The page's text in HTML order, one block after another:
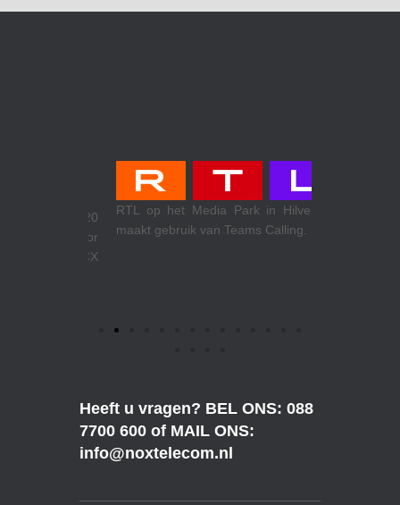
RTL op het Media Park in Hilversum
maakt gebruik van Teams Calling.
Heeft u vragen? BEL ONS: 088
7700 600 of MAIL ONS:
info@noxtelecom.nl